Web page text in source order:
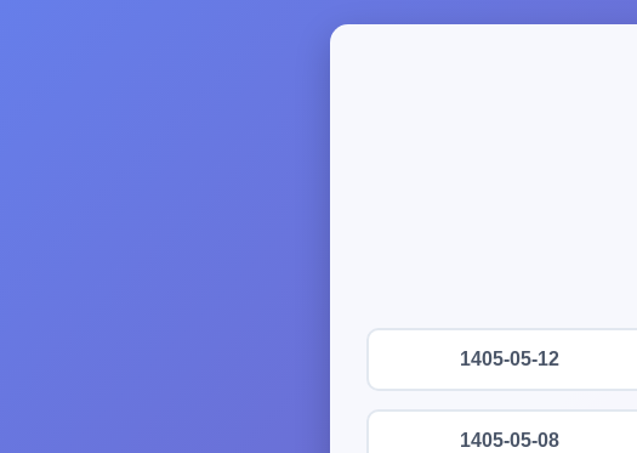
1405-05-12
1405-05-08